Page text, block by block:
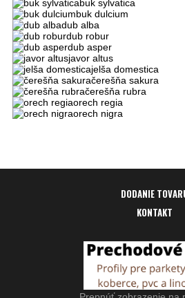
buk sylvatica
buk dulcium
dub alba
dub robur
dub asper
javor altus
jelša domestica
čerešňa sakura
čerešňa rubra
orech regia
orech nigra
DODANIE
KONTAKT